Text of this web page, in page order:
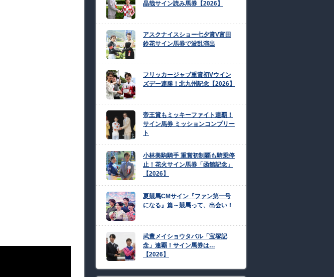
晶哉サイン読み馬券【2026】
アスクナイスショー七夕賞V富田
鈴花サイン馬券で波乱演出
フリッカージャブ重賞初Vウイン
ズデー連勝！北九州記念【2026】
帝王賞もミッキーファイト連覇！
サイン馬券 ミッションコンプリー
ト
小林美駒騎手 重賞初制覇も騎乗停
止！花火サイン馬券「函館記念」
【2026】
夏競馬CMサイン『ファン第一号
になる』篇～競馬って、出会い！
武豊メイショウタバル「宝塚記
念」連覇！サイン馬券は…
【2026】